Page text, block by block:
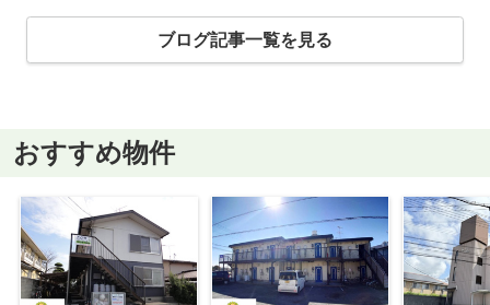
ブログ記事一覧を見る
おすすめ物件